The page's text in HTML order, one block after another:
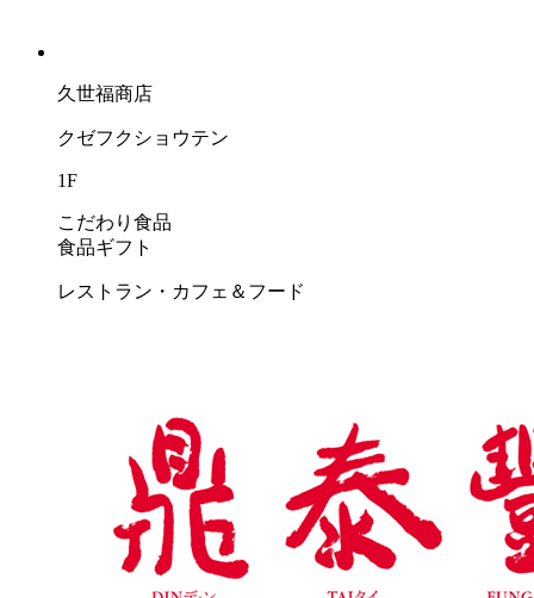
久世福商店
クゼフクショウテン
1F
こだわり食品
食品ギフト
レストラン・カフェ＆フード